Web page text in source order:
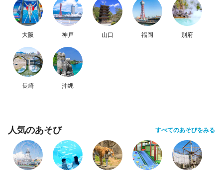
大阪 神戸 山口 福岡 別府
長崎 沖縄
人気のあそび すべてのあそびをみる